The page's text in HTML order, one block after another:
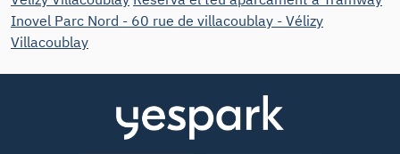
Inovel Parc Nord - 60 rue de villacoublay - Vélizy
Villacoublay